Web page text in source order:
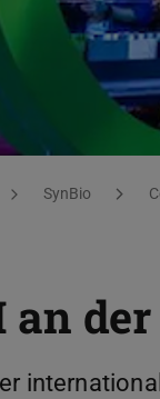
hier:SynBio
an